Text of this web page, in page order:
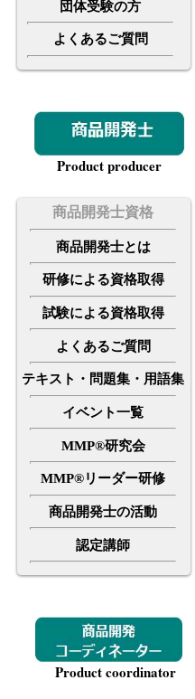
団体受験の方
よくあるご質問
Product producer
商品開発士資格
商品開発士とは
研修による資格取得
試験による資格取得
よくあるご質問
テキスト・問題集・用語集
イベント一覧
MMP®研究会
MMP®リーダー研修
商品開発士の活動
認定講師
Product coordinator